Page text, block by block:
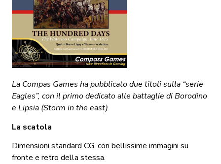
La Compas Games ha pubblicato due titoli sulla “serie
Eagles”, con il primo dedicato alle battaglie di Borodino
e Lipsia (Storm in the east)
La scatola
Dimensioni standard CG, con bellissime immagini su
fronte e retro della stessa.